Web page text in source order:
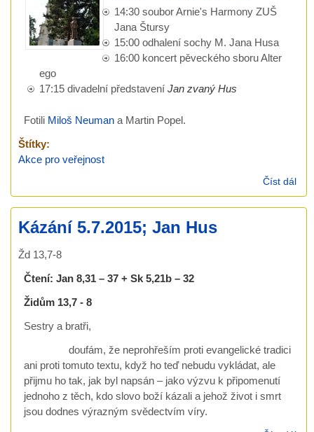
14:30 soubor Arnie's Harmony ZUŠ
Jana Štursy
15:00 odhalení sochy M. Jana Husa
16:00 koncert pěveckého sboru Alter
ego
17:15 divadelní představení Jan zvaný Hus
Fotili Miloš Neumana Martin Popel.
Štítky:
Akce pro veřejnost
Číst dál
den
5.
Kázání 5.7.2015; Jan Hus
Žd 13,7-8
Čtení: Jan 8,31 – 37 + Sk 5,21b – 32
Židům 13,7 - 8
Sestry a bratři,
doufám, že neprohřeším proti evangelické tradici
ani proti tomuto textu, když ho teď nebudu vykládat, ale
přijmu ho tak, jak byl napsán – jako výzvu k připomenutí
jednoho z těch, kdo slovo boží kázali a jehož život i smrt
jsou dodnes výrazným svědectvím víry.